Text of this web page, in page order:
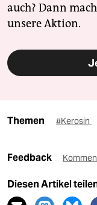
auch? Dann
unsere Aktion.
Themen #Kerosin
Feedback
Diesen Artikel